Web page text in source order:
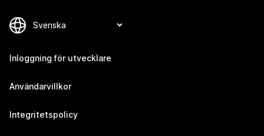
Inloggning för utvecklare
Användarvillkor
Integritetspolicy